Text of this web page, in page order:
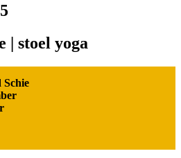
| stoel yoga
Schie